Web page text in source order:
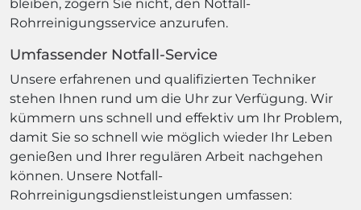
bleiben, zögern Sie nicht, den Notfall-
Rohrreinigungsservice anzurufen.
Umfassender Notfall-Service
Unsere erfahrenen und qualifizierten Techniker
stehen Ihnen rund um die Uhr zur Verfügung. Wir
kümmern uns schnell und effektiv um Ihr Problem,
damit Sie so schnell wie möglich wieder Ihr Leben
genießen und Ihrer regulären Arbeit nachgehen
können. Unsere Notfall-
Rohrreinigungsdienstleistungen umfassen: